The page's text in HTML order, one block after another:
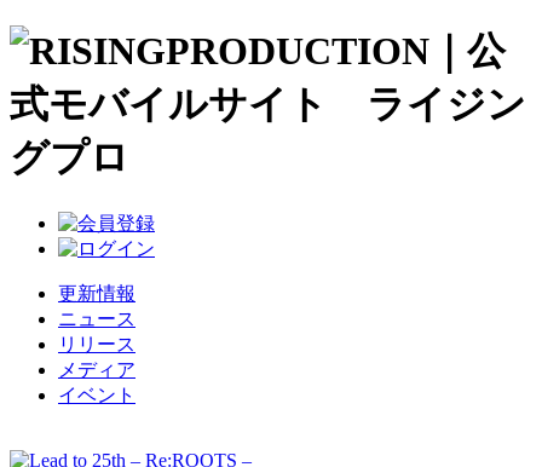
更新情報
ニュース
リリース
メディア
イベント